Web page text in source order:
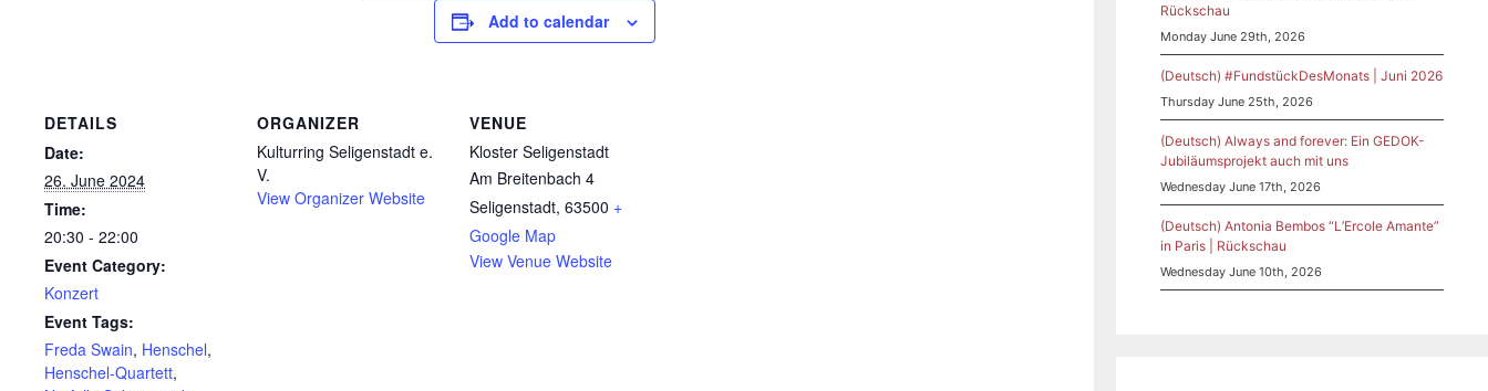
Add to calendar
DETAILS
Date:
26. June 2024
Time:
20:30 - 22:00
Event Category:
Konzert
Event Tags:
Freda Swain, Henschel,
Henschel-Quartett,
ORGANIZER
Kulturring Seligenstadt e.
V.
View Organizer Website
VENUE
Kloster Seligenstadt
Am Breitenbach 4
Seligenstadt, 63500 +
Google Map
View Venue Website
Rückschau
Monday June 29th, 2026
(Deutsch) #FundstückDesMonats | Juni 2026
Thursday June 25th, 2026
(Deutsch) Always and forever: Ein GEDOK-
Jubiläumsprojekt auch mit uns
Wednesday June 17th, 2026
(Deutsch) Antonia Bembos “L’Ercole Amante”
in Paris | Rückschau
Wednesday June 10th, 2026